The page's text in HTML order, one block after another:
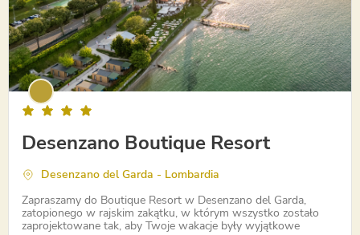
Desenzano Boutique Resort
Desenzano del Garda - Lombardia
Zapraszamy do Boutique Resort w Desenzano del Garda,
zatopionego w rajskim zakątku, w którym wszystko zostało
zaprojektowane tak, aby Twoje wakacje były wyjątkowe